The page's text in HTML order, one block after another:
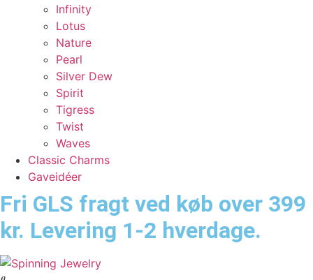
Infinity
Lotus
Nature
Pearl
Silver Dew
Spirit
Tigress
Twist
Waves
Classic Charms
Gaveidéer
Fri GLS fragt ved køb over 399
kr. Levering 1-2 hverdage.